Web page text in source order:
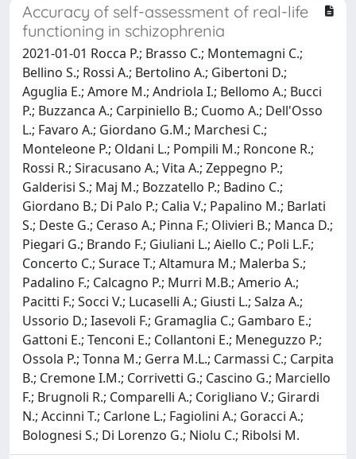
Accuracy of self-assessment of real-life
functioning in schizophrenia
2021-01-01 Rocca P.; Brasso C.; Montemagni C.;
Bellino S.; Rossi A.; Bertolino A.; Gibertoni D.;
Aguglia E.; Amore M.; Andriola I.; Bellomo A.; Bucci
P.; Buzzanca A.; Carpiniello B.; Cuomo A.; Dell'Osso
L.; Favaro A.; Giordano G.M.; Marchesi C.;
Monteleone P.; Oldani L.; Pompili M.; Roncone R.;
Rossi R.; Siracusano A.; Vita A.; Zeppegno P.;
Galderisi S.; Maj M.; Bozzatello P.; Badino C.;
Giordano B.; Di Palo P.; Calia V.; Papalino M.; Barlati
S.; Deste G.; Ceraso A.; Pinna F.; Olivieri B.; Manca D.;
Piegari G.; Brando F.; Giuliani L.; Aiello C.; Poli L.F.;
Concerto C.; Surace T.; Altamura M.; Malerba S.;
Padalino F.; Calcagno P.; Murri M.B.; Amerio A.;
Pacitti F.; Socci V.; Lucaselli A.; Giusti L.; Salza A.;
Ussorio D.; Iasevoli F.; Gramaglia C.; Gambaro E.;
Gattoni E.; Tenconi E.; Collantoni E.; Meneguzzo P.;
Ossola P.; Tonna M.; Gerra M.L.; Carmassi C.; Carpita
B.; Cremone I.M.; Corrivetti G.; Cascino G.; Marciello
F.; Brugnoli R.; Comparelli A.; Corigliano V.; Girardi
N.; Accinni T.; Carlone L.; Fagiolini A.; Goracci A.;
Bolognesi S.; Di Lorenzo G.; Niolu C.; Ribolsi M.